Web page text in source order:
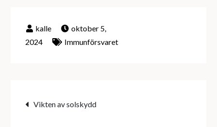
oktober 5,
2024
Immunförsvaret
Inläggsnavigering
Vikten av solskydd